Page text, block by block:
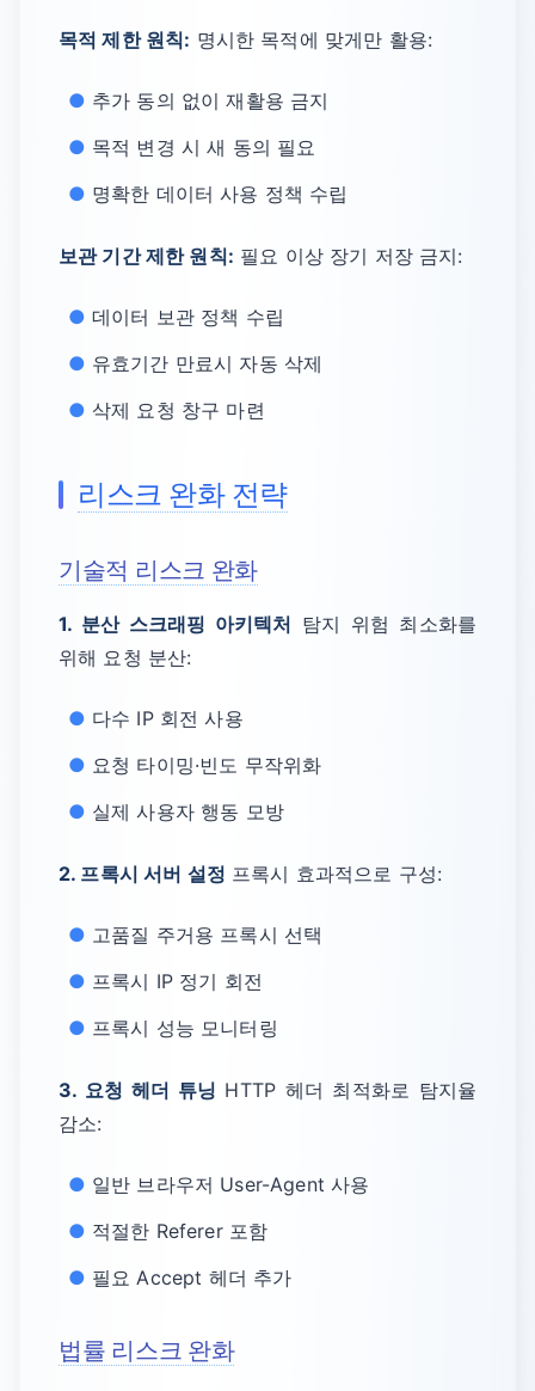
목적 제한 원칙: 명시한 목적에 맞게만 활용:
추가 동의 없이 재활용 금지
목적 변경 시 새 동의 필요
명확한 데이터 사용 정책 수립
보관 기간 제한 원칙: 필요 이상 장기 저장 금지:
데이터 보관 정책 수립
유효기간 만료시 자동 삭제
삭제 요청 창구 마련
리스크 완화 전략
기술적 리스크 완화
1. 분산 스크래핑 아키텍처 탐지 위험 최소화를
위해 요청 분산:
다수 IP 회전 사용
요청 타이밍·빈도 무작위화
실제 사용자 행동 모방
2. 프록시 서버 설정 프록시 효과적으로 구성:
고품질 주거용 프록시 선택
프록시 IP 정기 회전
프록시 성능 모니터링
3. 요청 헤더 튜닝 HTTP 헤더 최적화로 탐지율
감소:
일반 브라우저 User-Agent 사용
적절한 Referer 포함
필요 Accept 헤더 추가
법률 리스크 완화